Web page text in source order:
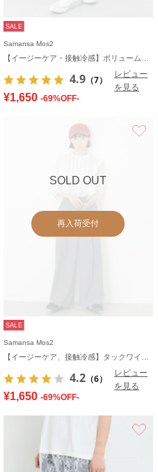
SALE
Samansa Mos2
4.9 （7）
レビュー
を見る
¥1,650 -69%OFF-
SOLD OUT
再入荷受付
SALE
Samansa Mos2
4.2 （6）
レビュー
を見る
¥1,650 -69%OFF-